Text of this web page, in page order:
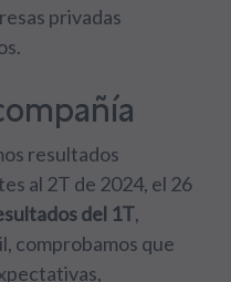
privadas
resultados
al 2T de 2024, el 26
del 1T,
comprobamos que